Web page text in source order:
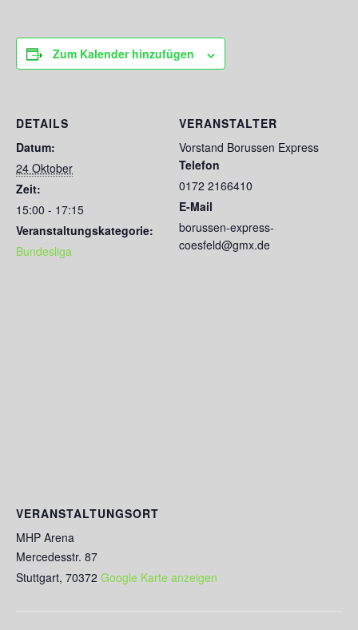
Zum Kalender hinzufügen
DETAILS
Datum:
24 Oktober
Zeit:
15:00 - 17:15
Veranstaltungskategorie:
Bundesliga
VERANSTALTER
Vorstand Borussen Express
Telefon
0172 2166410
E-Mail
borussen-express-
coesfeld@gmx.de
VERANSTALTUNGSORT
MHP Arena
Mercedesstr. 87
Stuttgart, 70372 Google Karte anzeigen